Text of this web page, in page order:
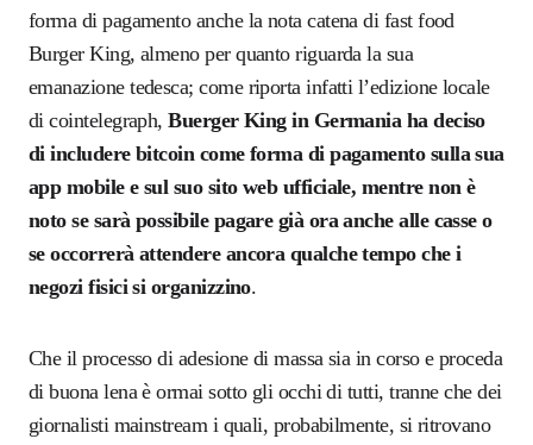
forma di pagamento anche la nota catena di fast food
Burger King, almeno per quanto riguarda la sua
emanazione tedesca; come riporta infatti l’edizione locale
di cointelegraph,Buerger King in Germania ha deciso
di includere bitcoin come forma di pagamento sulla sua
app mobile e sul suo sito web ufficiale, mentre non è
noto se sarà possibile pagare già ora anche alle casse o
se occorrerà attendere ancora qualche tempo che i
negozi fisici si organizzino.
Che il processo di adesione di massa sia in corso e proceda
di buona lena è ormai sotto gli occhi di tutti, tranne che dei
giornalisti mainstream i quali, probabilmente, si ritrovano